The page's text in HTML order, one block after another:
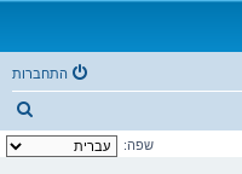
התחברות
י
שפה: